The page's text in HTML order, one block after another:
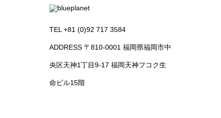
TEL +81 (0)92 717 3584
ADDRESS 〒810-0001 福岡県福岡市中
央区天神1丁目9-17 福岡天神フコク生
命ビル15階